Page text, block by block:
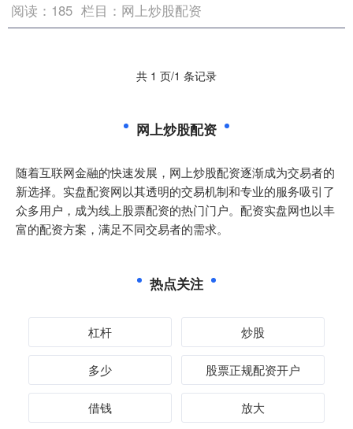
阅读： 185 栏目： 网上炒股配资
共 1 页/1 条记录
网上炒股配资
随着互联网金融的快速发展，网上炒股配资逐渐成为交易者的
新选择。实盘配资网以其透明的交易机制和专业的服务吸引了
众多用户，成为线上股票配资的热门门户。配资实盘网也以丰
富的配资方案，满足不同交易者的需求。
热点关注
杠杆 炒股
多少 股票正规配资开户
借钱 放大